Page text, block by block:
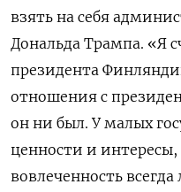
взять на себя
Дональда Трампа. «Я
президента
отношения с
он ни был. У малых
ценности и
вовлеченность всегда